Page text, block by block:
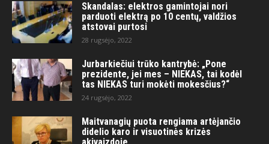
Skandalas: elektros gamintojai nori
parduoti elektrą po 10 centų, valdžios
atstovai purtosi
28 rugsėjo, 2022
Jurbarkiečiui trūko kantrybė: „Pone
prezidente, jei mes – NIEKAS, tai kodėl
tas NIEKAS turi mokėti mokesčius?“
24 rugsėjo, 2022
Maitvanagių puota rengiama artėjančio
didelio karo ir visuotinės krizės